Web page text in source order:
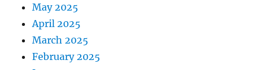
May 2025
April 2025
March 2025
February 2025